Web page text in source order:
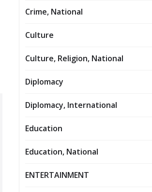
Crime, National
Culture
Culture, Religion, National
Diplomacy
Diplomacy, International
Education
Education, National
ENTERTAINMENT